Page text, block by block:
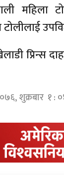
महिला
टोलीलाई
प्रिन्स
शुक्रबार १ :